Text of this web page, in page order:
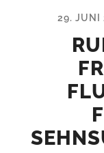
29. JUNI